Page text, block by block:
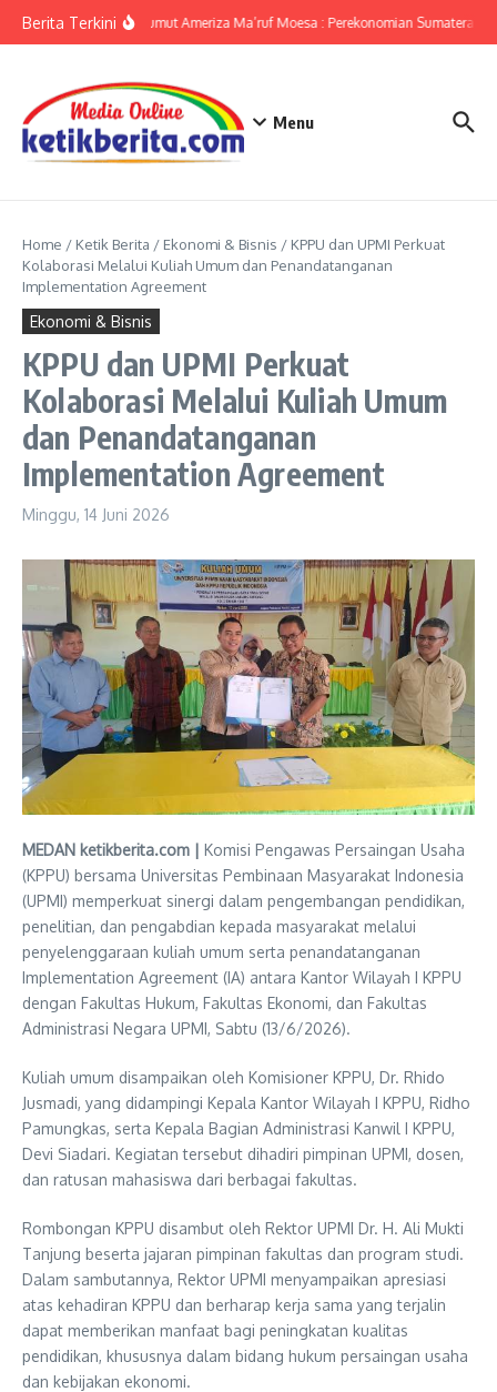
Berita TerkiniKPwBI Sumut Ameriza Ma’ruf Moesa : Perekonomian Sumatera
Menu
Home / Ketik Berita / Ekonomi & Bisnis / KPPU dan UPMI Perkuat
Kolaborasi Melalui Kuliah Umum dan Penandatanganan
Implementation Agreement
Ekonomi & Bisnis
KPPU dan UPMI Perkuat
Kolaborasi Melalui Kuliah Umum
dan Penandatanganan
Implementation Agreement
Minggu, 14 Juni 2026
MEDAN ketikberita.com | Komisi Pengawas Persaingan Usaha
(KPPU) bersama Universitas Pembinaan Masyarakat Indonesia
(UPMI) memperkuat sinergi dalam pengembangan pendidikan,
penelitian, dan pengabdian kepada masyarakat melalui
penyelenggaraan kuliah umum serta penandatanganan
Implementation Agreement (IA) antara Kantor Wilayah I KPPU
dengan Fakultas Hukum, Fakultas Ekonomi, dan Fakultas
Administrasi Negara UPMI, Sabtu (13/6/2026).
Kuliah umum disampaikan oleh Komisioner KPPU, Dr. Rhido
Jusmadi, yang didampingi Kepala Kantor Wilayah I KPPU, Ridho
Pamungkas, serta Kepala Bagian Administrasi Kanwil I KPPU,
Devi Siadari. Kegiatan tersebut dihadiri pimpinan UPMI, dosen,
dan ratusan mahasiswa dari berbagai fakultas.
Rombongan KPPU disambut oleh Rektor UPMI Dr. H. Ali Mukti
Tanjung beserta jajaran pimpinan fakultas dan program studi.
Dalam sambutannya, Rektor UPMI menyampaikan apresiasi
atas kehadiran KPPU dan berharap kerja sama yang terjalin
dapat memberikan manfaat bagi peningkatan kualitas
pendidikan, khususnya dalam bidang hukum persaingan usaha
dan kebijakan ekonomi.